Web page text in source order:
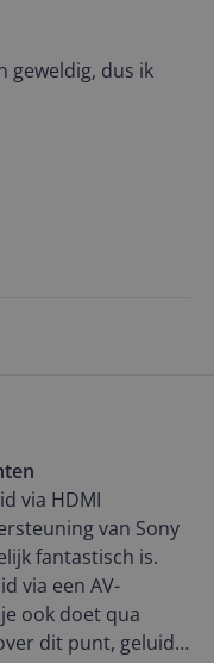
geweldig, dus ik
fantastisch is.
via een AV-
ook doet qua
dit punt, geluid
via HDMI
van Sony